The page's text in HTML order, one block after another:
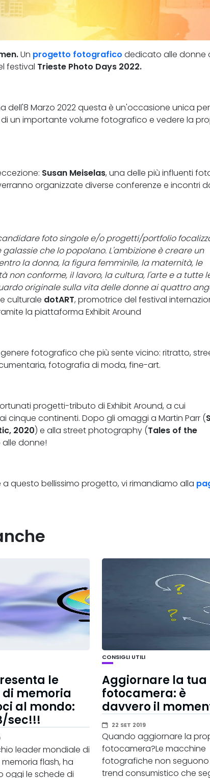
Un progetto fotografico dedicato alle donne
festival Trieste Photo Days 2022.
dell'8 Marzo 2022 questa è un'occasione unica
un importante volume fotografico e vedere la
Susan Meiselas, una delle più influenti
organizzate diverse conferenze e incontri
foto singole e/o progetti/portfolio
che lo popolano. L'ambizione è creare un
la donna, la figura femminile, la maternità, le
non conforme, il lavoro, la cultura, l'arte e a tutte
originale sulla vita delle donne ai quattro
culturale dotART, promotrice del festival
la piattaforma Exhibit Around
fotografico che più sente vicino: ritratto,
fotografia di moda, fine-art.
progetti-tributo di Exhibit Around, a cui
continenti. Dopo gli omaggi a Martin Parr (
2020) e alla street photography (Tales of the
donne!
questo bellissimo progetto, vi rimandiamo alla
le
memoria
al mondo:
sec!!!
leader mondiale di
flash, ha
oggi le schede di
CONSIGLI UTILI
Aggiornare la tua
fotocamera: è
davvero il
22 SET 2019
Quando aggiornare la
fotocamera?Le macchine
fotografiche non seguono
trend consumistico che